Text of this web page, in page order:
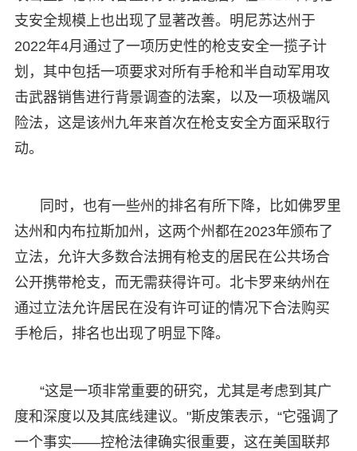
支安全规模上也出现了显著改善。明尼苏达州于
2022年4月通过了一项历史性的枪支安全一揽子计
划，其中包括一项要求对所有手枪和半自动军用攻
击武器销售进行背景调查的法案，以及一项极端风
险法，这是该州九年来首次在枪支安全方面采取行
动。
同时，也有一些州的排名有所下降，比如佛罗里
达州和内布拉斯加州，这两个州都在2023年颁布了
立法，允许大多数合法拥有枪支的居民在公共场合
公开携带枪支，而无需获得许可。北卡罗来纳州在
通过立法允许居民在没有许可证的情况下合法购买
手枪后，排名也出现了明显下降。
“这是一项非常重要的研究，尤其是考虑到其广
度和深度以及其底线建议。"斯皮策表示，“它强调了
一个事实——控枪法律确实很重要，这在美国联邦